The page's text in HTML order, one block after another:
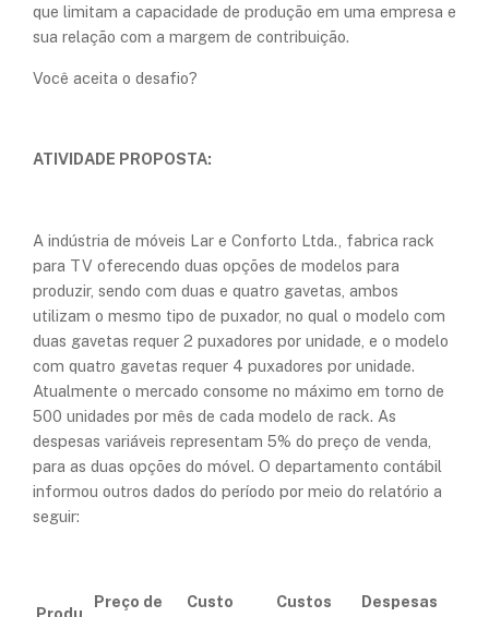
que limitam a capacidade de produção em uma empresa e
sua relação com a margem de contribuição.
Você aceita o desafio?
ATIVIDADE PROPOSTA:
A indústria de móveis Lar e Conforto Ltda., fabrica rack
para TV oferecendo duas opções de modelos para
produzir, sendo com duas e quatro gavetas, ambos
utilizam o mesmo tipo de puxador, no qual o modelo com
duas gavetas requer 2 puxadores por unidade, e o modelo
com quatro gavetas requer 4 puxadores por unidade.
Atualmente o mercado consome no máximo em torno de
500 unidades por mês de cada modelo de rack. As
despesas variáveis representam 5% do preço de venda,
para as duas opções do móvel. O departamento contábil
informou outros dados do período por meio do relatório a
seguir:
Produ
Preço de Custo Custos Despesas